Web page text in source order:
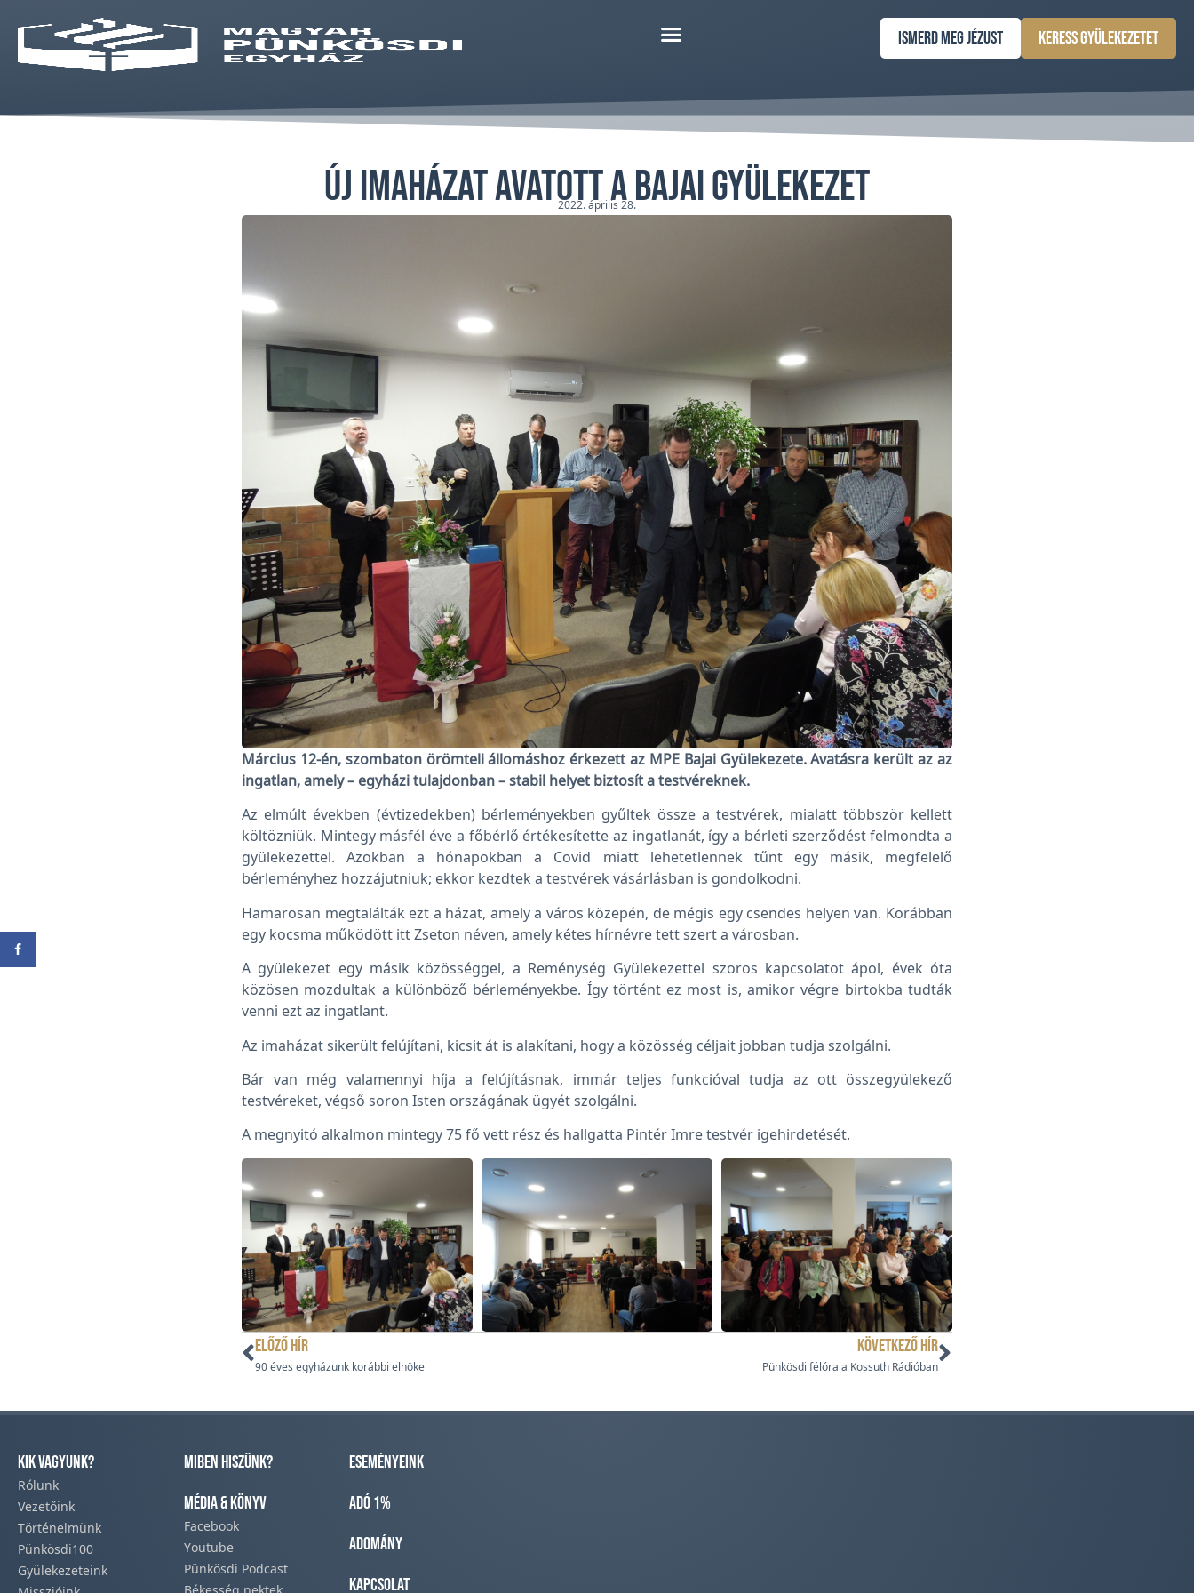
Ismerd meg Jézust Keress gyülekezetet
Új imaházat avatott a bajai gyülekezet
2022. április 28.
Március 12-én, szombaton örömteli állomáshoz érkezett az MPE Bajai Gyülekezete. Avatásra került az az
ingatlan, amely – egyházi tulajdonban – stabil helyet biztosít a testvéreknek.
Az elmúlt években (évtizedekben) bérleményekben gyűltek össze a testvérek, mialatt többször kellett
költözniük. Mintegy másfél éve a főbérlő értékesítette az ingatlanát, így a bérleti szerződést felmondta a
gyülekezettel. Azokban a hónapokban a Covid miatt lehetetlennek tűnt egy másik, megfelelő
bérleményhez hozzájutniuk; ekkor kezdtek a testvérek vásárlásban is gondolkodni.
Hamarosan megtalálták ezt a házat, amely a város közepén, de mégis egy csendes helyen van. Korábban
egy kocsma működött itt Zseton néven, amely kétes hírnévre tett szert a városban.
A gyülekezet egy másik közösséggel, a Reménység Gyülekezettel szoros kapcsolatot ápol, évek óta
közösen mozdultak a különböző bérleményekbe. Így történt ez most is, amikor végre birtokba tudták
venni ezt az ingatlant.
Az imaházat sikerült felújítani, kicsit át is alakítani, hogy a közösség céljait jobban tudja szolgálni.
Bár van még valamennyi híja a felújításnak, immár teljes funkcióval tudja az ott összegyülekező
testvéreket, végső soron Isten országának ügyét szolgálni.
A megnyitó alkalmon mintegy 75 fő vett rész és hallgatta Pintér Imre testvér igehirdetését.
ELŐZŐ HÍR
90 éves egyházunk korábbi elnöke
KÖVETKEZŐ HÍR
Pünkösdi félóra a Kossuth Rádióban
Kik vagyunk?
Rólunk
Vezetőink
Történelmünk​
Pünkösdi100
Gyülekezeteink​
Miben hiszünk?
Média & Könyv
Facebook​
Youtube
Pünkösdi Podcast​
Eseményeink
Adó 1%
Adomány
Kapcsolat